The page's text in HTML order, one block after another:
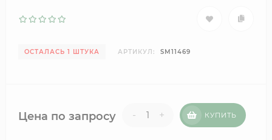
ОСТАЛАСЬ 1 ШТУКА АРТИКУЛ: SM11469
Цена по запросу - + КУПИТЬ